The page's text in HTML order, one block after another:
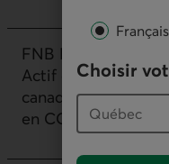
Français
Choisir
FNB Desjardins IR
Actif obligations
canadiennes faible
en CO2